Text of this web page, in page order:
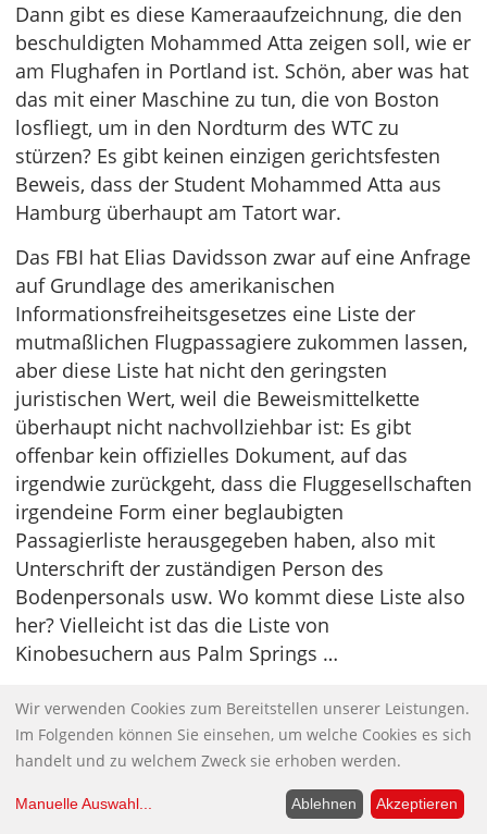
Dann gibt es diese Kameraaufzeichnung, die den
beschuldigten Mohammed Atta zeigen soll, wie er
am Flughafen in Portland ist. Schön, aber was hat
das mit einer Maschine zu tun, die von Boston
losfliegt, um in den Nordturm des WTC zu
stürzen? Es gibt keinen einzigen gerichtsfesten
Beweis, dass der Student Mohammed Atta aus
Hamburg überhaupt am Tatort war.
Das FBI hat Elias Davidsson zwar auf eine Anfrage
auf Grundlage des amerikanischen
Informationsfreiheitsgesetzes eine Liste der
mutmaßlichen Flugpassagiere zukommen lassen,
aber diese Liste hat nicht den geringsten
juristischen Wert, weil die Beweismittelkette
überhaupt nicht nachvollziehbar ist: Es gibt
offenbar kein offizielles Dokument, auf das
irgendwie zurückgeht, dass die Fluggesellschaften
irgendeine Form einer beglaubigten
Passagierliste herausgegeben haben, also mit
Unterschrift der zuständigen Person des
Bodenpersonals usw. Wo kommt diese Liste also
her? Vielleicht ist das die Liste von
Kinobesuchern aus Palm Springs …
All diese Dinge, die behauptet wurden, für die es
aber keine Beweise gibt, sondern nur suggestive
und manipulative Zeitungsartikel. Da kann man
nicht mehr von Journalismus sprechen, der
kritisch nachfragt und eine irgendwie geartete
Wir verwenden Cookies zum Bereitstellen unserer Leistungen.
Im Folgenden können Sie einsehen, um welche Cookies es sich
handelt und zu welchem Zweck sie erhoben werden.
Manuelle Auswahl... Ablehnen Akzeptieren